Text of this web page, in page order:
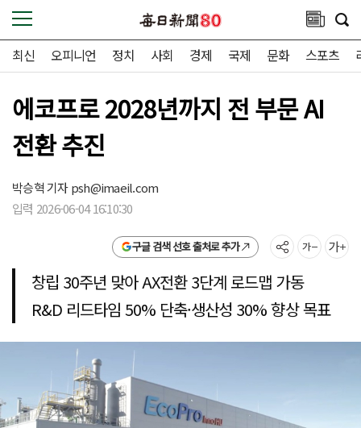
최신 오피니언 정치 사회 경제 국제 문화 스포츠
에코프로 2028년까지 전 부문 AI
전환 추진
박승혁 기자psh@imaeil.com
입력 2026-06-04 16:10:30
구글 검색 선호 출처로 추가
창립 30주년 맞아 AX전환 3단계 로드맵 가동
R&D 리드타임 50% 단축·생산성 30% 향상 목표